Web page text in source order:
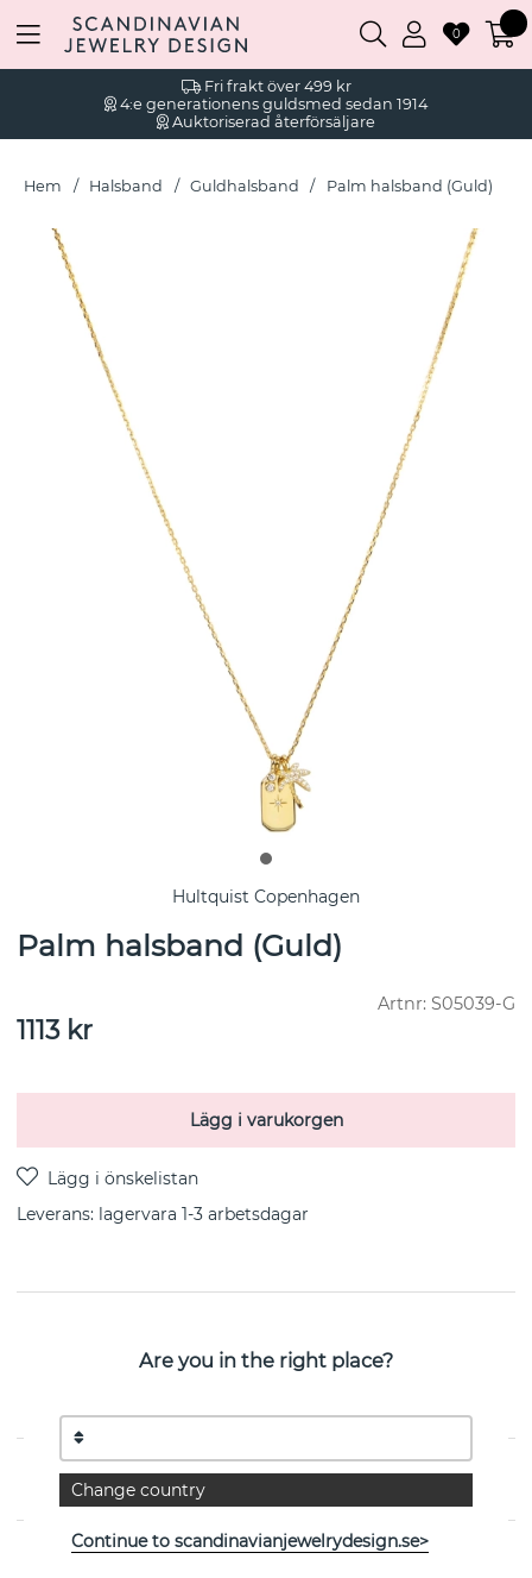
Fri frakt över 499 kr
4:e generationens guldsmed sedan 1914
Auktoriserad återförsäljare
0
Hem Halsband Guldhalsband Palm halsband (Guld)
Hultquist Copenhagen
Palm halsband (Guld)
Artnr: S05039-G
1113kr
Lägg i varukorgen
Leverans: lagervara 1-3 arbetsdagar
Palm halsband Necklace. 18k guldpläterat sterlingsilver.
EGENSKAPER
Are you in the right place?
Change country
Continue to scandinavianjewelrydesign.se>